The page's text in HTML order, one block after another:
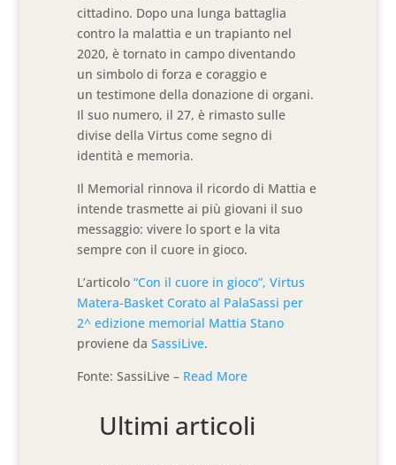
cittadino. Dopo una lunga battaglia
contro la malattia e un trapianto nel
2020, è tornato in campo diventando
un simbolo di forza e coraggio e
un testimone della donazione di organi.
Il suo numero, il 27, è rimasto sulle
divise della Virtus come segno di
identità e memoria.
Il Memorial rinnova il ricordo di Mattia e
intende trasmette ai più giovani il suo
messaggio: vivere lo sport e la vita
sempre con il cuore in gioco.
L’articolo“Con il cuore in gioco”, Virtus
Matera-Basket Corato al PalaSassi per
2^ edizione memorial Mattia Stano
proviene daSassiLive.
Fonte: SassiLive – Read More
Ultimi articoli